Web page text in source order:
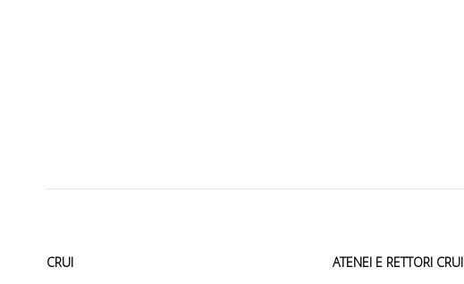
CRUI ATENEI E RETTORI CRUI